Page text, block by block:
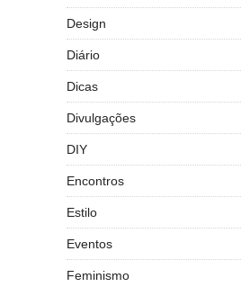
Design
Diário
Dicas
Divulgações
DIY
Encontros
Estilo
Eventos
Feminismo